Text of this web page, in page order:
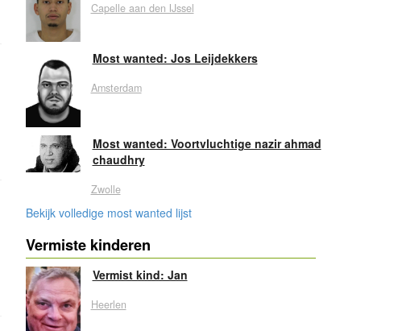
Capelle aan den IJssel
Most wanted: Jos Leijdekkers
Amsterdam
Most wanted: Voortvluchtige nazir ahmad
chaudhry
Zwolle
Bekijk volledige most wanted lijst
Vermiste kinderen
Vermist kind: Jan
Heerlen